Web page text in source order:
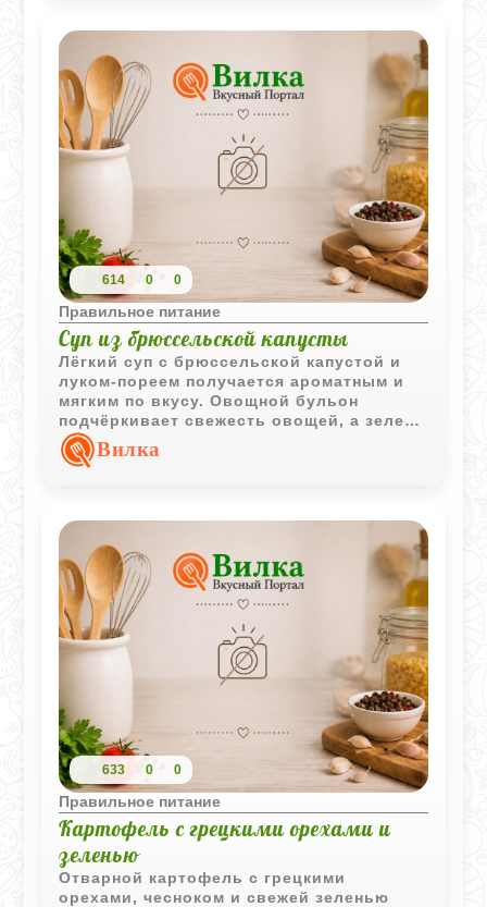
614 0 0
Правильное питание
Суп из брюссельской капусты
Лёгкий суп с брюссельской капустой и
луком-пореем получается ароматным и
мягким по вкусу. Овощной бульон
подчёркивает свежесть овощей, а зелень
делает блюдо ещё ярче.
Вилка
633 0 0
Правильное питание
Картофель с грецкими орехами и
зеленью
Отварной картофель с грецкими
орехами, чесноком и свежей зеленью